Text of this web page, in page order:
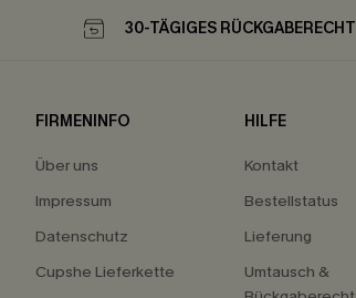
30-TÄGIGES RÜCKGABERECHT
FIRMENINFO
Über uns
Impressum
Datenschutz
Cupshe Lieferkette
HILFE
Kontakt
Bestellstatus
Lieferung
Umtausch &